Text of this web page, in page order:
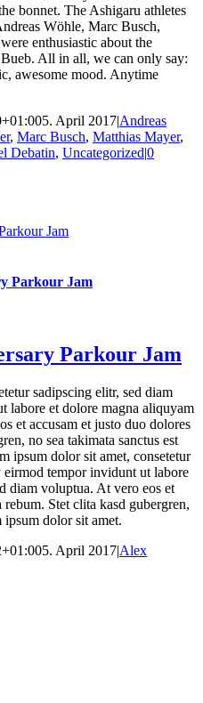
bonnet. The Ashigaru athletes
Wöhle, Marc Busch,
enthusiastic about the
All in all, we can only say:
awesome mood. Anytime
5. April 2017|Andreas
, Marc Busch, Matthias Mayer,
Debatin, Uncategorized|0
Jam
Parkour Jam
Parkour Jam
sadipscing elitr, sed diam
labore et dolore magna aliquyam
et accusam et justo duo dolores
no sea takimata sanctus est
ipsum dolor sit amet, consetetur
tempor invidunt ut labore
diam voluptua. At vero eos et
Stet clita kasd gubergren,
ipsum dolor sit amet.
5. April 2017|Alex